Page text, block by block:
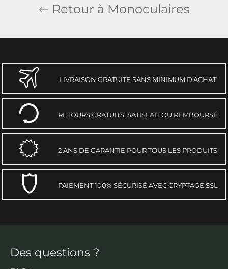
Retour à Monoculaires
LIVRAISON GRATUITE SANS MINIMUM D'ACHAT
RETOURS GRATUITS, SATISFAIT OU REMBOURSÉ
2 ANS DE GARANTIE POUR TOUS LES PRODUITS
PAIEMENT 100% SÉCURISÉ AVEC CRYPTAGE SSL
Des questions ?